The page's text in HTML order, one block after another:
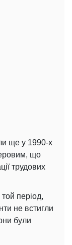
ще у 1990-х
що
трудових
період,
не встигли
були